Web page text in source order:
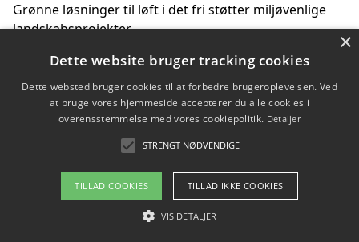
Grønne løsninger til løft i det fri støtter miljøvenlige
landskabsprojekter
Gør haven til et frirum for familien og naturen
Copyright 2026 - Pilanto Aps
Om / kontakt
Blog Betingelser
×
Dette website bruger tracking cookies
Dette websted bruger cookies til at forbedre brugeroplevelsen. Ved
at bruge vores hjemmeside accepterer du alle cookies i
overensstemmelse med vores cookiepolitik. Detaljer
STRENGT NØDVENDIGE
TILLAD COOKIES TILLAD IKKE COOKIES
VIS DETALJER